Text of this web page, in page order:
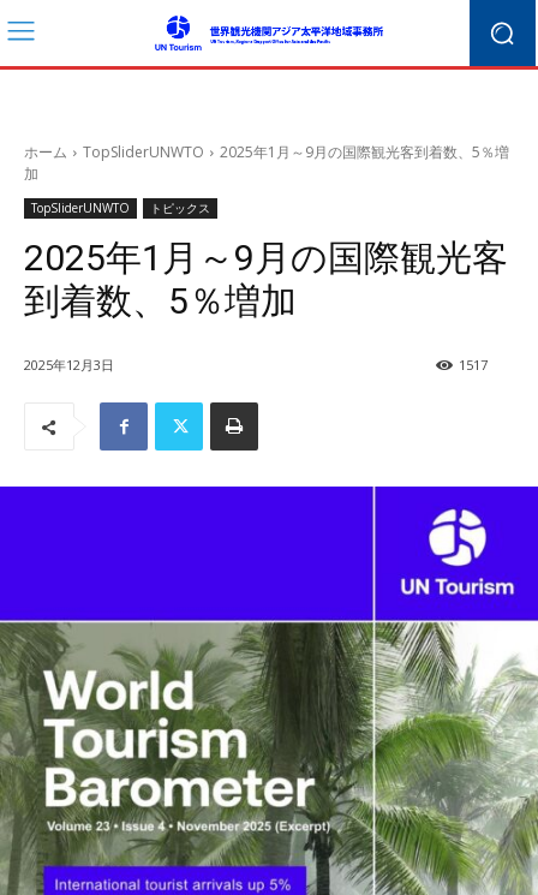
ホーム TopSliderUNWTO
2025年1月～9月の国際観光客到着数、5％増
加
TopSliderUNWTO トピックス
2025年1月～9月の国際観光客
到着数、5％増加
2025年12月3日 1517